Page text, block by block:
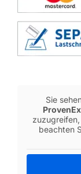
Sie
beachten